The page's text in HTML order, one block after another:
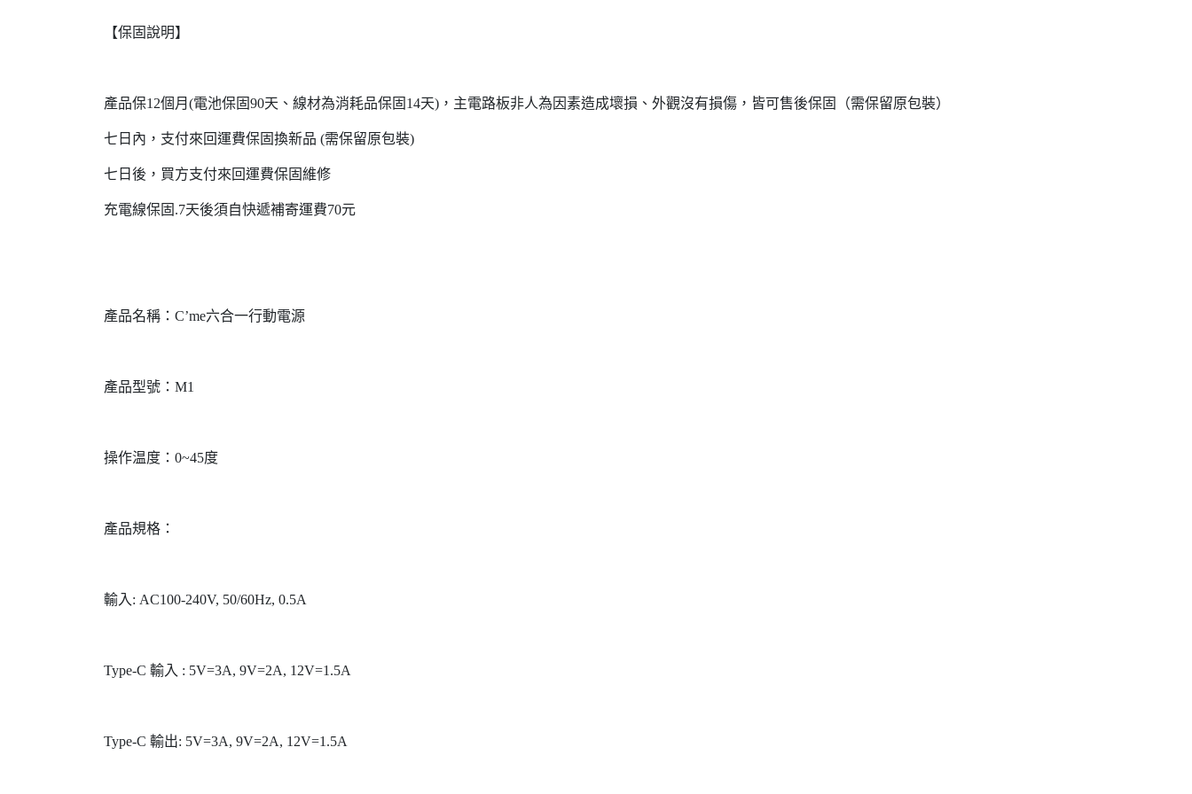
【保固說明】
產品保12個月(電池保固90天、線材為消耗品保固14天)，主電路板非人為因素造成壞損、外觀沒有損傷，皆可售後保固（需保留原包裝）
七日內，支付來回運費保固換新品 (需保留原包裝)
七日後，買方支付來回運費保固維修
充電線保固.7天後須自快遞補寄運費70元
產品名稱：C’me六合一行動電源
產品型號：M1
操作温度：0~45度
產品規格：
輸入: AC100-240V, 50/60Hz, 0.5A
Type-С 輸入 : 5V=3A, 9V=2A, 12V=1.5A
Type-C 輸出: 5V=3A, 9V=2A, 12V=1.5A